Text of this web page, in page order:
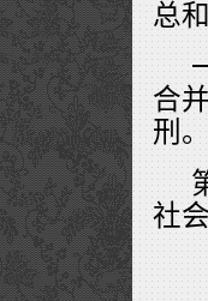
总
合
刑。
社